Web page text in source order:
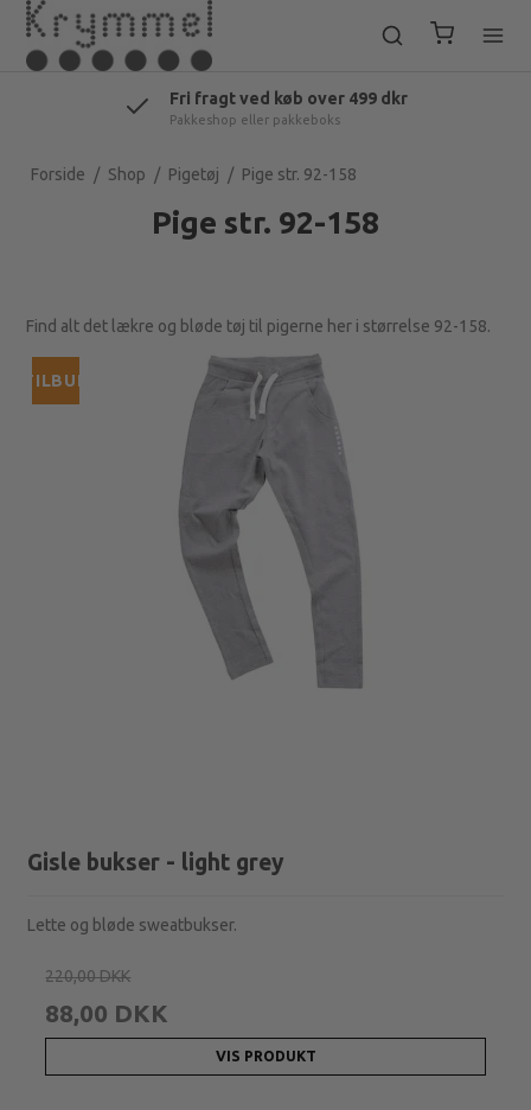
Fri fragt ved køb over 499 dkr
Pakkeshop eller pakkeboks
Forside / Shop / Pigetøj / Pige str. 92-158
Pige str. 92-158
Find alt det lækre og bløde tøj til pigerne her i størrelse 92-158.
TILBUD
Gisle bukser - light grey
Lette og bløde sweatbukser.
220,00 DKK
88,00 DKK
VIS PRODUKT